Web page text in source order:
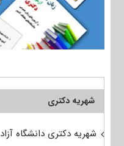
شهریه دکتری
شهریه دکتری دانشگاه آزاد